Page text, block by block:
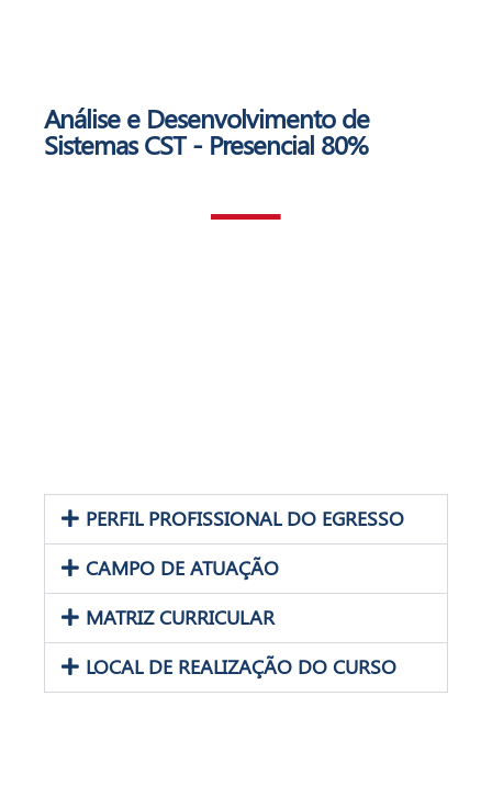
Análise e Desenvolvimento de
SistemasCST - Presencial 80%
PERFIL PROFISSIONAL DO EGRESSO
CAMPO DE ATUAÇÃO
MATRIZ CURRICULAR
LOCAL DE REALIZAÇÃO DO CURSO